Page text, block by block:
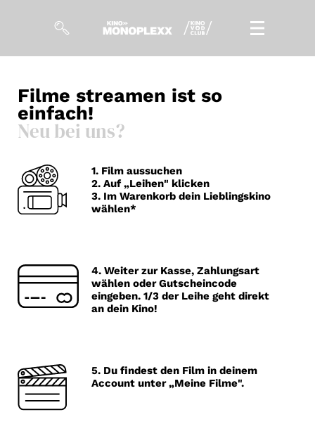
Filme
Magazin
VOD-Events
Gutscheine
& Filmpässe
Filme streamen ist so
einfach!
Neu bei uns?
1. Film aussuchen
2. Auf „Leihen" klicken
3. Im Warenkorb dein Lieblingskino
wählen*
4. Weiter zur Kasse, Zahlungsart
wählen oder Gutscheincode
eingeben. 1/3 der Leihe geht direkt
an dein Kino!
5. Du findest den Film in deinem
Account unter „Meine Filme".